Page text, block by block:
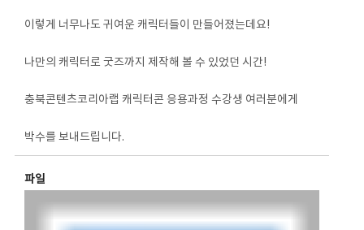
이렇게 너무나도 귀여운 캐릭터들이 만들어졌는데요!
나만의 캐릭터로 굿즈까지 제작해 볼 수 있었던 시간!
충북콘텐츠코리아랩 캐릭터콘 응용과정 수강생 여러분에게
박수를 보내드립니다.
파일